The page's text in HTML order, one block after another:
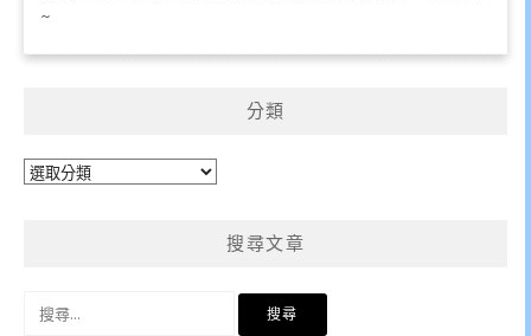
~
分類
分
搜尋文章